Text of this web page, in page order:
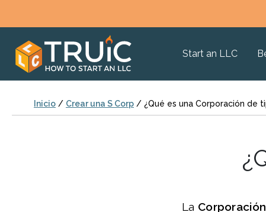
Start an LLC
Inicio / Crear una S Corp / ¿Qué es una Corporación de
La